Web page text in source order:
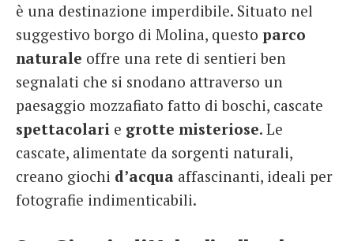
è una destinazione imperdibile. Situato nel
suggestivo borgo di Molina, questo parco
naturale offre una rete di sentieri ben
segnalati che si snodano attraverso un
paesaggio mozzafiato fatto di boschi, cascate
spettacolari e grotte misteriose. Le
cascate, alimentate da sorgenti naturali,
creano giochi d’acqua affascinanti, ideali per
fotografie indimenticabili.